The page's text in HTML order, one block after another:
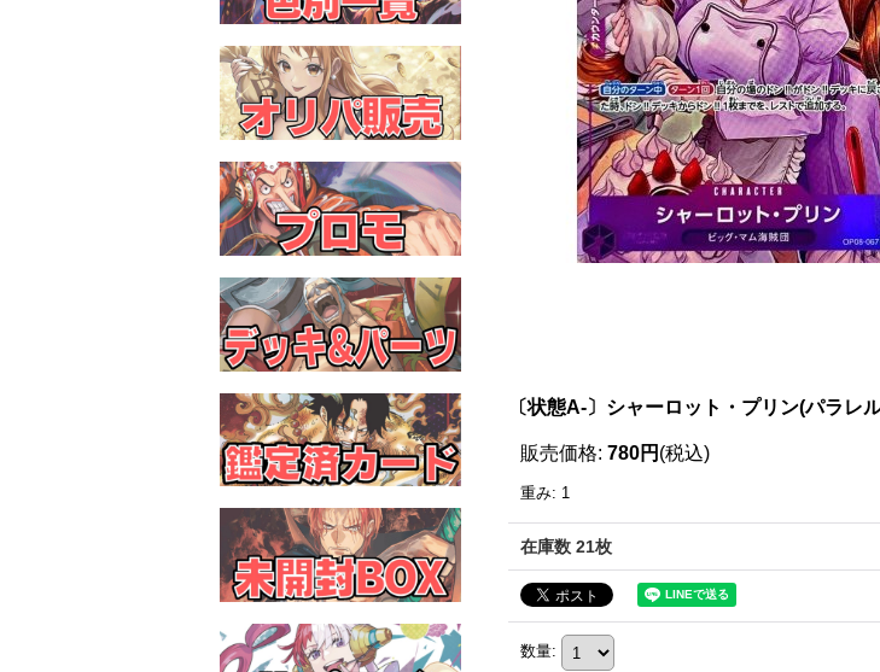
〔状態A-〕シャーロット・プリン(パラ
販売価格: 780円 (税込)
重み: 1
在庫数 21枚
数量: